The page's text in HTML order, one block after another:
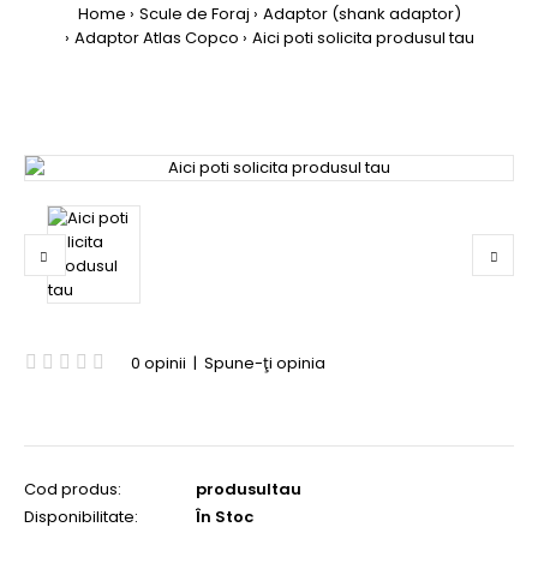
Home Scule de Foraj
Adaptor (shank adaptor)
Adaptor Atlas Copco
Aici poti solicita produsul tau
0 opinii | Spune-ţi opinia
Cod produs:
produsultau
Disponibilitate:
În Stoc